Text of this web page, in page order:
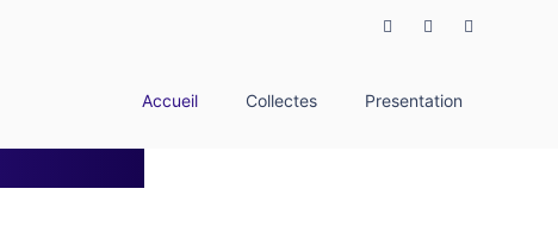
Accueil Collectes Presentation